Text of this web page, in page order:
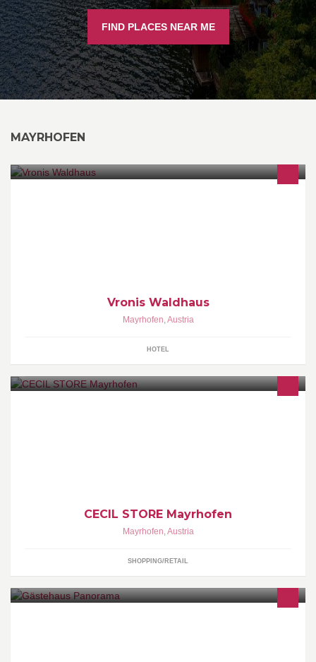
FIND PLACES NEAR ME
MAYRHOFEN
Vronis Waldhaus
Mayrhofen,Austria
HOTEL
CECIL STORE Mayrhofen
Mayrhofen,Austria
SHOPPING/RETAIL